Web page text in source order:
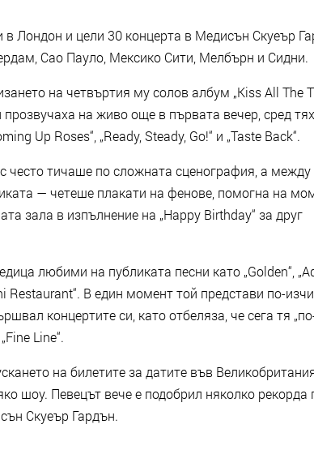
Лондон и цели 30 концерта в Медисън Скуеър
Сао Пауло, Мексико Сити, Мелбърн и Сидни.
на четвъртия му солов албум „Kiss All The
на живо още в първата вечер, сред тях
Up Roses“, „Ready, Steady, Go!“ и „Taste Back“.
тичаше по сложната сценография, а между
— четеше плакати на фенове, помогна на
зала в изпълнение на „Happy Birthday“ за друг
любими на публиката песни като „Golden“,
Restaurant“. В един момент той представи по-
концертите си, като отбеляза, че сега тя
Line“.
на билетите за датите във
шоу. Певецът вече е подобрил няколко рекорда
Скуеър Гардън.